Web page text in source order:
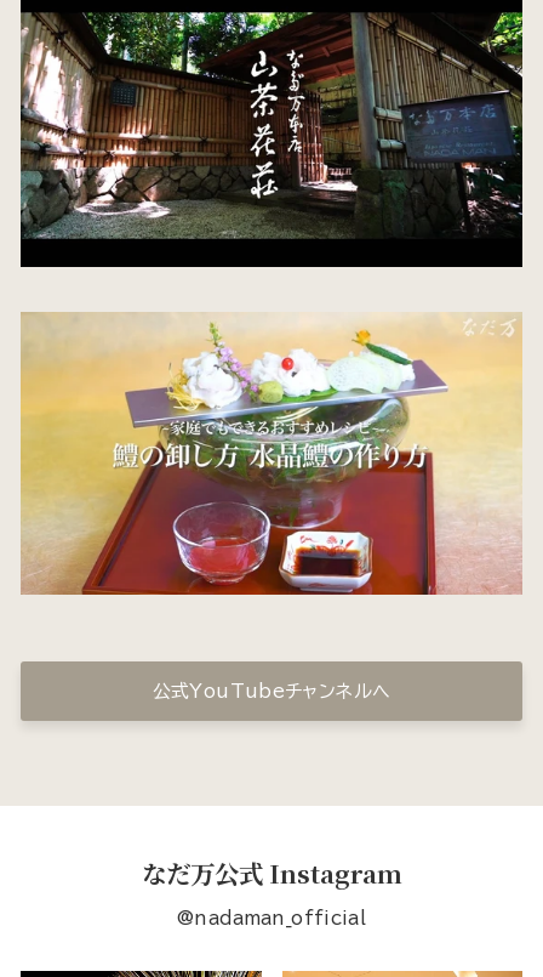
公式YouTubeチャンネルへ
なだ万公式 Instagram
@nadaman_official